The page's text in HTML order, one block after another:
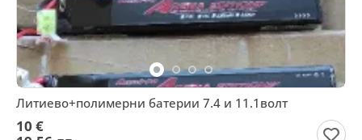
Литиево+полимерни батерии 7.4 и 11.1волт
10 €